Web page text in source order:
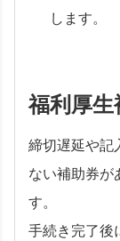
します。
福利厚
締切遅延や記
ない補助券が
す。
手続き完了後